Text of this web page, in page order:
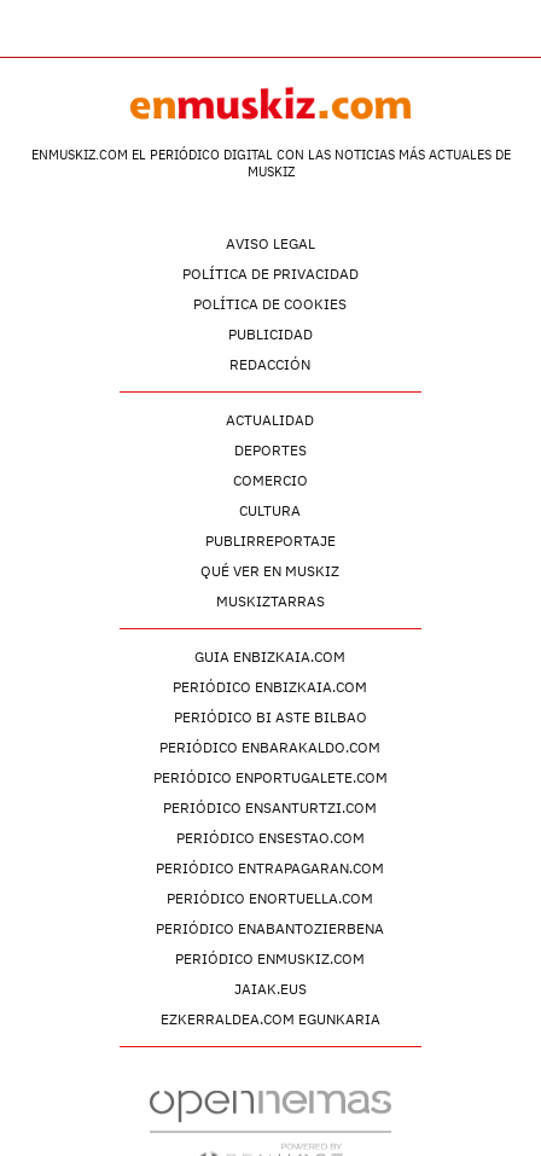
ENMUSKIZ.COM EL PERIÓDICO DIGITAL CON LAS NOTICIAS MÁS ACTUALES DE
MUSKIZ
AVISO LEGAL
POLÍTICA DE PRIVACIDAD
POLÍTICA DE COOKIES
PUBLICIDAD
REDACCIÓN
ACTUALIDAD
DEPORTES
COMERCIO
CULTURA
PUBLIRREPORTAJE
QUÉ VER EN MUSKIZ
MUSKIZTARRAS
GUIA ENBIZKAIA.COM
PERIÓDICO ENBIZKAIA.COM
PERIÓDICO BI ASTE BILBAO
PERIÓDICO ENBARAKALDO.COM
PERIÓDICO ENPORTUGALETE.COM
PERIÓDICO ENSANTURTZI.COM
PERIÓDICO ENSESTAO.COM
PERIÓDICO ENTRAPAGARAN.COM
PERIÓDICO ENORTUELLA.COM
PERIÓDICO ENABANTOZIERBENA
PERIÓDICO ENMUSKIZ.COM
JAIAK.EUS
EZKERRALDEA.COM EGUNKARIA